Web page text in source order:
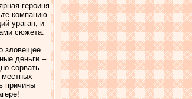
героиня
компанию
ураган, и
сюжета.
зловещее.
деньги –
сорвать
местных
причины